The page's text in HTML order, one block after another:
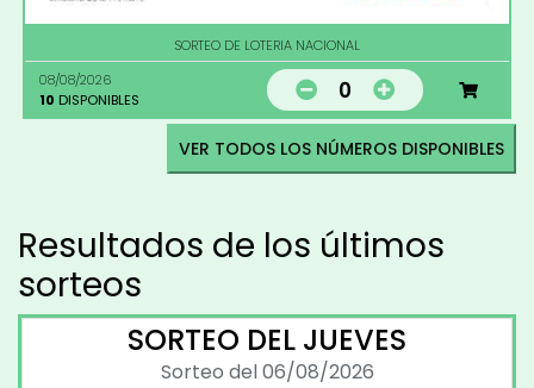
SORTEO DE LOTERIA NACIONAL
08/08/2026
10 DISPONIBLES 0
VER TODOS LOS NÚMEROS DISPONIBLES
Resultados de los últimos
sorteos
SORTEO DEL JUEVES
Sorteo del 06/08/2026